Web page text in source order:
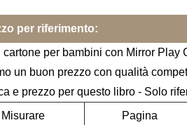
per riferimento:
cartone per bambini con Mirror Play
un buon prezzo con qualità
e prezzo per questo libro - Solo
Misurare
Pagina